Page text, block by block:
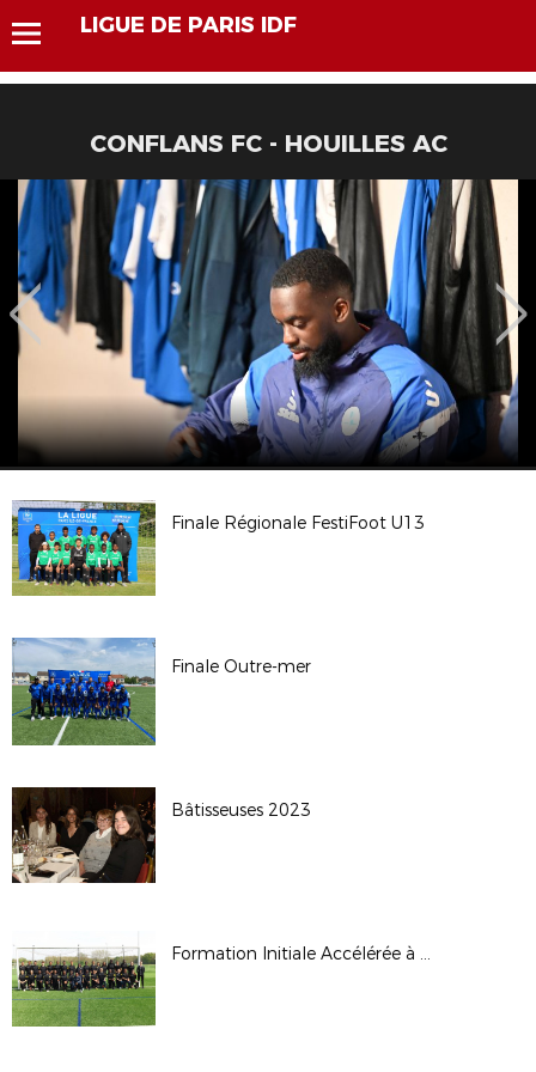
LIGUE DE PARIS IDF
CONFLANS FC - HOUILLES AC
Finale Régionale FestiFoot U13
Finale Outre-mer
Bâtisseuses 2023
Formation Initiale Accélérée à l'arbitrage 100% féminine